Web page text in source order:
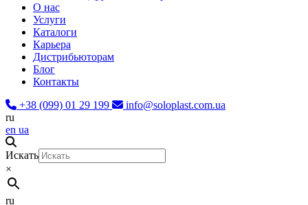
О нас
Услуги
Каталоги
Карьера
Дистрибьюторам
Блог
Контакты
+38 (099) 01 29 199
info@soloplast.com.ua
ru
en ua
Искать
×
ru